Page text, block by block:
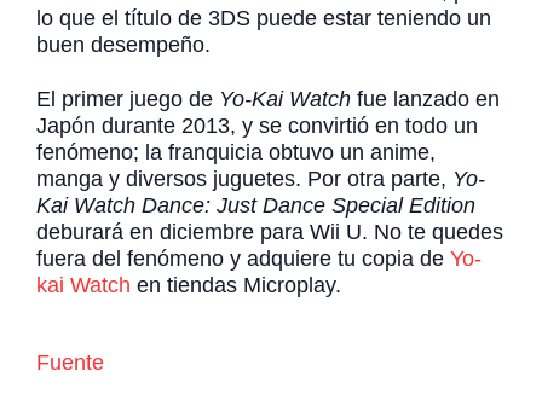
lo que el título de 3DS puede estar teniendo un
buen desempeño.
El primer juego de Yo-Kai Watch fue lanzado en
Japón durante 2013, y se convirtió en todo un
fenómeno; la franquicia obtuvo un anime,
manga y diversos juguetes. Por otra parte, Yo-
Kai Watch Dance: Just Dance Special Edition
deburará en diciembre para Wii U. No te quedes
fuera del fenómeno y adquiere tu copia de Yo-
kai Watch en tiendas Microplay.
Fuente